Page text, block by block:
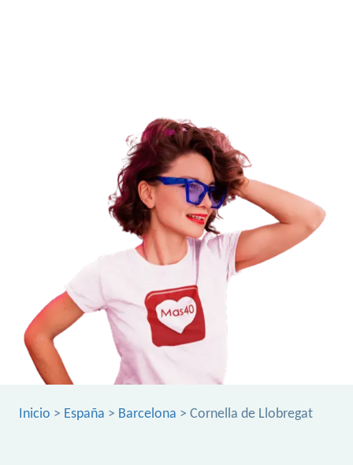
Inicio > España > Barcelona > Cornella de Llobregat